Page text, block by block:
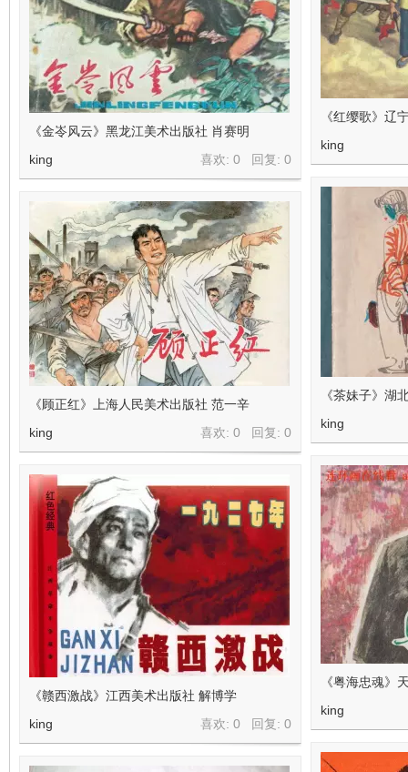
《红缨歌》辽
king
《金岺风云》黑龙江美术出版社 肖赛明
喜欢: 0 回复: 0
king
《茶妹子》湖
king
《顾正红》上海人民美术出版社 范一辛
喜欢: 0 回复: 0
king
《粤海忠魂》
king
《赣西激战》江西美术出版社 解博学
喜欢: 0 回复: 0
king